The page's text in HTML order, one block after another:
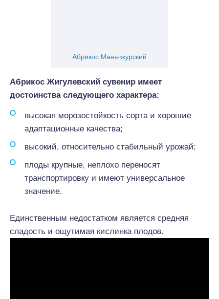
Абрикос Маньчжурский
Абрикос Жигулевский сувенир имеет
достоинства следующего характера:
высокая морозостойкость сорта и хорошие
адаптационные качества;
высокий, относительно стабильный урожай;
плоды крупные, неплохо переносят
транспортировку и имеют универсальное
значение.
Единственным недостатком является средняя
сладость и ощутимая кислинка плодов.